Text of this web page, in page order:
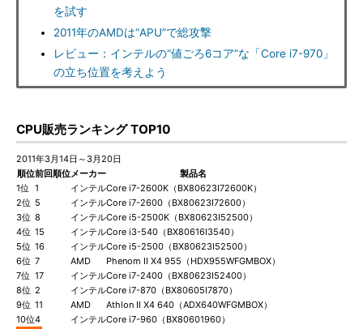
を試す
2011年のAMDは“APU”で総攻撃
レビュー：インテルの“値ごろ6コア”な「Core i7-970」
の立ち位置を考えよう
CPU販売ランキング TOP10
2011年3月14日～3月20日
順位前回順位メーカー
製品名
1位 1 インテルCore i7-2600K（BX80623I72600K）
2位 5 インテルCore i7-2600（BX80623I72600）
3位 8 インテルCore i5-2500K（BX80623I52500）
4位 15 インテルCore i3-540（BX80616I3540）
5位 16 インテルCore i5-2500（BX80623I52500）
6位 7 AMD
Phenom II X4 955（HDX955WFGMBOX）
7位 17 インテルCore i7-2400（BX80623I52400）
8位 2 インテルCore i7-870（BX80605I7870）
9位 11 AMD
Athlon II X4 640（ADX640WFGMBOX）
10位4 インテルCore i7-960（BX80601960）